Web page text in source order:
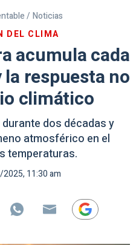
/ Noticias
DEL CLIMA
acumula cada
respuesta no
climático
dos décadas y
atmosférico en el
temperaturas.
11:30 am